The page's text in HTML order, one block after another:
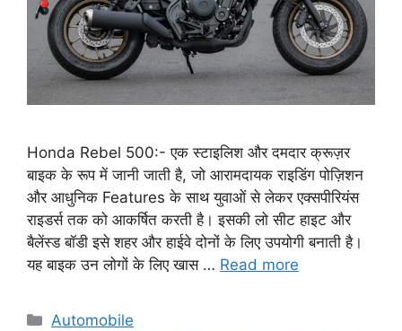
Honda Rebel 500:- एक स्टाइलिश और दमदार क्रूज़र
बाइक के रूप में जानी जाती है, जो आरामदायक राइडिंग पोज़िशन
और आधुनिक Features के साथ युवाओं से लेकर एक्सपीरियंस
राइडर्स तक को आकर्षित करती है। इसकी लो सीट हाइट और
बैलेंस्ड बॉडी इसे शहर और हाईवे दोनों के लिए उपयोगी बनाती है।
यह बाइक उन लोगों के लिए खास … Read more
Categories
Automobile